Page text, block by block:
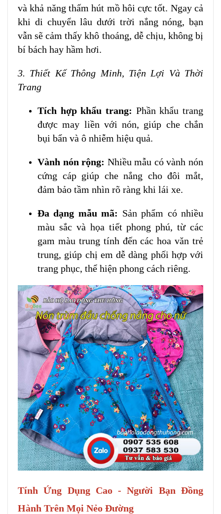
và khả năng thấm hút mồ hôi cực tốt. Ngay cả
khi di chuyển lâu dưới trời nắng nóng, bạn
vẫn sẽ cảm thấy khô thoáng, dễ chịu, không bị
bí bách hay hầm hơi.
3. Thiết Kế Thông Minh, Tiện Lợi Và Thời
Trang
Tích hợp khẩu trang: Phần khẩu trang
được may liền với nón, giúp che chắn
bụi bẩn và ô nhiễm hiệu quả.
Vành nón rộng: Nhiều mẫu có vành nón
cứng cáp giúp che nắng cho đôi mắt,
đảm bảo tầm nhìn rõ ràng khi lái xe.
Đa dạng mẫu mã: Sản phẩm có nhiều
màu sắc và họa tiết phong phú, từ các
gam màu trung tính đến các hoa văn trẻ
trung, giúp chị em dễ dàng phối hợp với
trang phục, thể hiện phong cách riêng.
Tính Ứng Dụng Cao - Người Bạn Đồng
Hành Trên Mọi Nẻo Đường